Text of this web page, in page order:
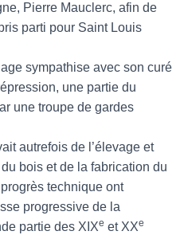
Pierre Mauclerc, afin de
parti pour Saint Louis
sympathise avec son curé
une partie du
une troupe de gardes
autrefois de l’élevage et
bois et de la fabrication du
technique ont
progressive de la
partie des XIXe et XXe